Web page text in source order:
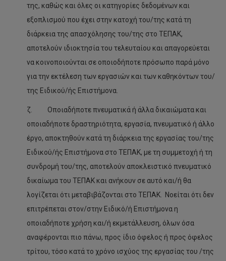
της, καθώς και όλες οι κατηγορίες δεδομένων και
εξοπλισμού που έχει στην κατοχή του/της κατά τη
διάρκεια της απασχόλησης του/της στο ΤΕΠΑΚ,
αποτελούν ιδιοκτησία του τελευταίου και απαγορεύεται
να κοινοποιούνται σε οποιοδήποτε πρόσωπο παρά μόνο
για την εκτέλεση των εργασιών και των καθηκόντων του/
της Ειδικού/ής Επιστήμονα.
ζ. Οποιαδήποτε πνευματικά ή άλλα δικαιώματα και
οποιαδήποτε δραστηριότητα, εργασία, πνευματικό ή άλλο
έργο, αποκτηθούν κατά τη διάρκεια της εργασίας του/της
Ειδικού/ής Επιστήμονα στο ΤΕΠΑΚ, με τη συμμετοχή ή τη
συνδρομή του/της, αποτελούν αποκλειστικό πνευματικό
δικαίωμα του ΤΕΠΑΚ και ανήκουν σε αυτό και/ή θα
λογίζεται ότι μεταβιβάζονται στο ΤΕΠΑΚ. Νοείται ότι δεν
επιτρέπεται στον/στην Ειδικό/ή Επιστήμονα η
οποιαδήποτε χρήση και/ή εκμετάλλευση, όλων όσα
αναφέρονται πιο πάνω, προς ίδιο όφελος ή προς όφελος
τρίτου, τόσο κατά το χρόνο ισχύος της εργασίας του /της